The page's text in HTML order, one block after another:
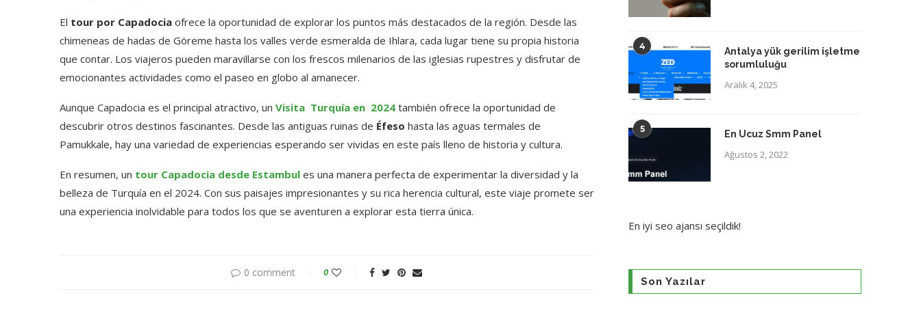
El tour por Capadocia ofrece la oportunidad de explorar los puntos más destacados de la región. Desde las
chimeneas de hadas de Göreme hasta los valles verde esmeralda de Ihlara, cada lugar tiene su propia historia
que contar. Los viajeros pueden maravillarse con los frescos milenarios de las iglesias rupestres y disfrutar de
emocionantes actividades como el paseo en globo al amanecer.
Aunque Capadocia es el principal atractivo, un Visita Turquía en 2024 también ofrece la oportunidad de
descubrir otros destinos fascinantes. Desde las antiguas ruinas de Éfeso hasta las aguas termales de
Pamukkale, hay una variedad de experiencias esperando ser vividas en este país lleno de historia y cultura.
En resumen, un tour Capadocia desde Estambul es una manera perfecta de experimentar la diversidad y la
belleza de Turquía en el 2024. Con sus paisajes impresionantes y su rica herencia cultural, este viaje promete ser
una experiencia inolvidable para todos los que se aventuren a explorar esta tierra única.
0 comment 0
4
Antalya yük gerilim işletme
sorumluluğu
Aralık 4, 2025
5 En Ucuz Smm Panel
Ağustos 2, 2022
En iyi seo ajansı seçildik!
Son Yazılar